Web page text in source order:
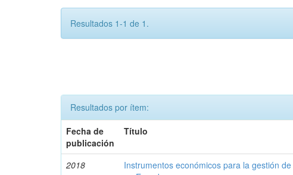
Resultados 1-1 de 1.
Resultados por ítem:
Fecha de
publicación
Título
2018
Instrumentos económicos para la gestión